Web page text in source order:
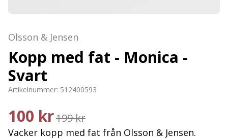
Olsson & Jensen
Kopp med fat - Monica -
Svart
Artikelnummer: 512400593
100 kr199 kr
Vacker kopp med fat från Olsson & Jensen.